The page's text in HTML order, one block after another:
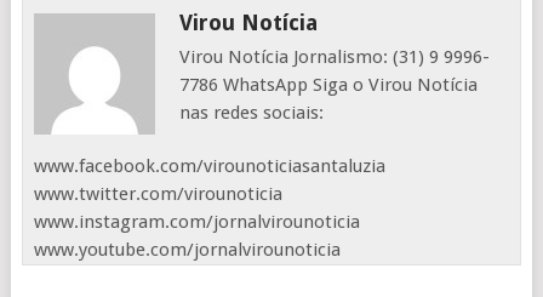
Virou Notícia
Virou Notícia Jornalismo: (31) 9 9996-
7786 WhatsApp Siga o Virou Notícia
nas redes sociais:
www.facebook.com/virounoticiasantaluzia
www.twitter.com/virounoticia
www.instagram.com/jornalvirounoticia
www.youtube.com/jornalvirounoticia